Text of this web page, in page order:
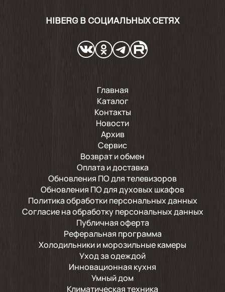
HIBERG В СОЦИАЛЬНЫХ СЕТЯХ
Главная
Каталог
Контакты
Новости
Архив
Сервис
Возврат и обмен
Оплата и доставка
Обновления ПО для телевизоров
Обновления ПО для духовых шкафов
Политика обработки персональных данных
Согласие на обработку персональных данных
Публичная оферта
Реферальная программа
Холодильники и морозильные камеры
Уход за одеждой
Инновационная кухня
Умный дом
Климатическая техника